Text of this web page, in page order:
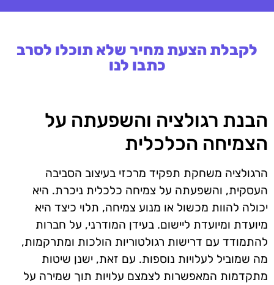
לקבלת הצעת מחיר שלא תוכלו לסרב
כתבו לנו
הבנת רגולציה והשפעתה על
הצמיחה הכלכלית
הרגולציה משחקת תפקיד מרכזי בעיצוב הסביבה
העסקית, והשפעתה על צמיחה כלכלית ניכרת. היא
יכולה להוות מכשול או מנוע צמיחה, תלוי כיצד היא
מיועדת ומיועדת ליישום. בעידן המודרני, על חברות
להתמודד עם דרישות רגולטוריות הולכות ומתרקמות,
מה שמוביל לעלויות נוספות. עם זאת, ישנן שיטות
מתקדמות המאפשרות לצמצם עלויות תוך שמירה על